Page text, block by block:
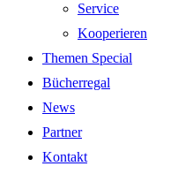
Service
Kooperieren
Themen Special
Bücherregal
News
Partner
Kontakt